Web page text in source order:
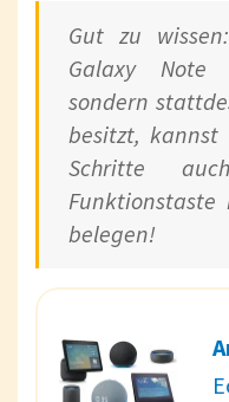
Gut zu
Galaxy Note
sondern
besitzt,
Schritte
belegen!